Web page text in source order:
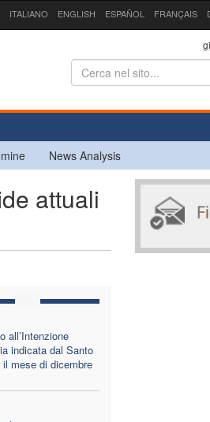
ITALIANO ENGLISH ESPAÑOL FRANÇAIS
News Analysis
attuali
all’Intenzione
indicata dal Santo
il mese di dicembre